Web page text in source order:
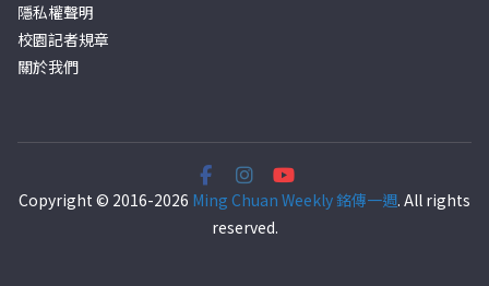
隱私權聲明
校園記者規章
關於我們
Copyright © 2016-2026 Ming Chuan Weekly 銘傳一週. All rights
reserved.